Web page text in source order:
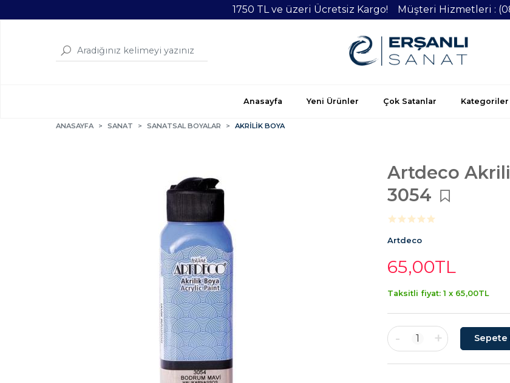
1750 TL ve üzeri Ücretsiz Kargo! Müşteri Hizmetleri :
Anasayfa Yeni Ürünler Çok Satanlar Kategoriler
ANASAYFA SANAT SANATSAL BOYALAR AKRİLİK BOYA
Artdeco
3054
Artdeco
65,00TL
Taksitli fiyat: 1 x 65,00TL
- 1 + Sepete